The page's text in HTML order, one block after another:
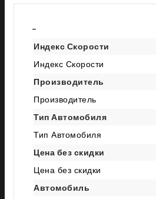
-
Индекс Скорости
Индекс Скорости
Производитель
Производитель
Тип Автомобиля
Тип Автомобиля
Цена без скидки
Цена без скидки
Автомобиль